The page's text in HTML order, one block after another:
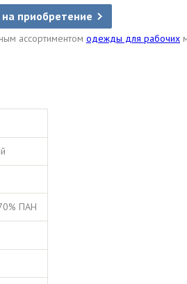
приобретение
ассортиментом одежды для рабочих
ПАН